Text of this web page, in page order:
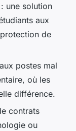
: une solution
aux
de
postes mal
où les
différence.
contrats
ou